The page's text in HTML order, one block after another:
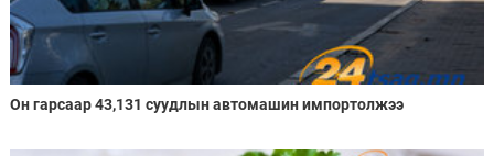
Он гарсаар 43,131 суудлын автомашин импортолжээ